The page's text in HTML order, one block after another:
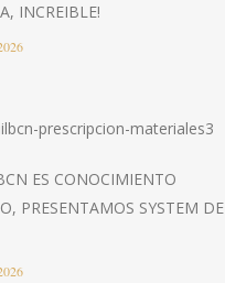
INCREIBLE!
ES CONOCIMIENTO
PRESENTAMOS SYSTEM DE